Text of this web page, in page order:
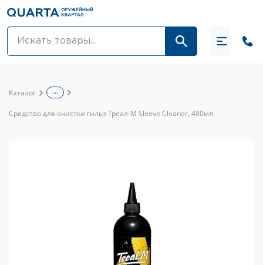
Оптовикам
Средства для ухода за оружием
Тюнинг оружия и ЗИП
Каталог ...
Средство для очистки гильз Треал-М Sleeve Cleaner, 480мл